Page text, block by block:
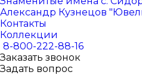
Александр Кузнецов
Контакты
Коллекции
8-800-222-88-16
Заказать звонок
Задать вопрос